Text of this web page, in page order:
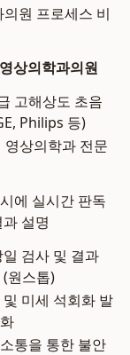
원 프로세스 비
상의학과의원
고해상도 초음
Philips 등)
영상의학과 전문
에 실시간 판독
설명
검사 및 결과
원스톱)
미세 석회화 발
통을 통한 불안